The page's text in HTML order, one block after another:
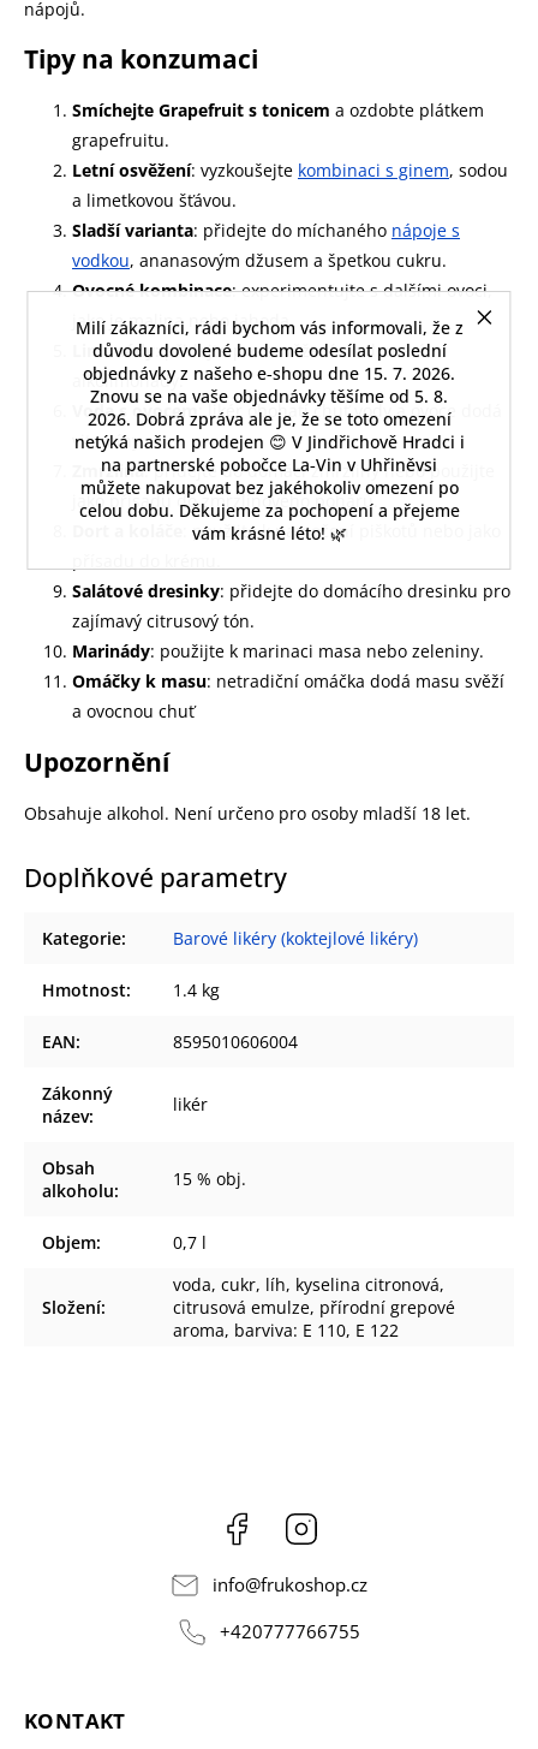
Milí zákazníci, rádi bychom vás informovali, že z
důvodu dovolené budeme odesílat poslední
objednávky z našeho e‑shopu dne 15. 7. 2026.
Znovu se na vaše objednávky těšíme od 5. 8.
2026. Dobrá zpráva ale je, že se toto omezení
netýká našich prodejen 😊 V Jindřichově Hradci i
na partnerské pobočce La‑Vin v Uhřiněvsi
můžete nakupovat bez jakéhokoliv omezení po
celou dobu. Děkujeme za pochopení a přejeme
vám krásné léto! 🌿
nápojů.
Tipy na konzumaci
Smíchejte Grapefruit s tonicem a ozdobte plátkem
grapefruitu.
Letní osvěžení: vyzkoušejte kombinaci s ginem, sodou
a limetkovou šťávou.
Sladší varianta: přidejte do míchaného nápoje s
vodkou, ananasovým džusem a špetkou cukru.
Ovocné kombinace: experimentujte s dalšími ovoci,
jako je malina nebo jahoda.
Limonády : přidejte pro osvěžení do domácí
alkolimonády.
Voda s ovocem: likér obohatí chuť vody a ovoce dodá
vitamíny.
Zmrzlina: přidejte do domácí zmrzliny nebo použijte
jako přísadu do zmrzlinového poháru.
: použijte k namočení piškotů nebo jako
Salátové dresinky: přidejte do domácího dresinku pro
zajímavý citrusový tón.
Marinády: použijte k marinaci masa nebo zeleniny.
Omáčky k masu: netradiční omáčka dodá masu svěží
a ovocnou chuť
Upozornění
Obsahuje alkohol. Není určeno pro osoby mladší 18 let.
Doplňkové parametry
Kategorie: Barové likéry (koktejlové likéry)
Hmotnost: 1.4 kg
EAN: 8595010606004
Zákonný
název:
likér
Obsah
alkoholu:
15 % obj.
Objem: 0,7 l
Složení:
voda, cukr, líh, kyselina citronová,
citrusová emulze, přírodní grepové
aroma, barviva: E 110, E 122
Facebook
info@frukoshop.cz
+420777766755
KONTAKT